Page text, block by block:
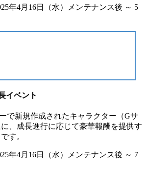
年4月16日（水）メンテナンス後 ～ 5
イベント
で新規作成されたキャラクター（Gサ
、成長進行に応じて豪華報酬を提供す
す。
年4月16日（水）メンテナンス後 ～ 7